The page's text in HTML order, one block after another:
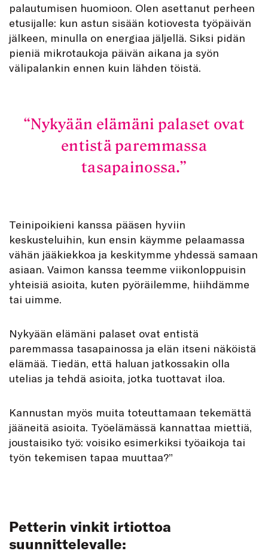
palautumisen huomioon. Olen asettanut perheen
etusijalle: kun astun sisään kotiovesta työpäivän
jälkeen, minulla on energiaa jäljellä. Siksi pidän
pieniä mikrotaukoja päivän aikana ja syön
välipalankin ennen kuin lähden töistä.
Nykyään elämäni palaset ovat
entistä paremmassa
tasapainossa.
Teinipoikieni kanssa pääsen hyviin
keskusteluihin, kun ensin käymme pelaamassa
vähän jääkiekkoa ja keskitymme yhdessä samaan
asiaan. Vaimon kanssa teemme viikonloppuisin
yhteisiä asioita, kuten pyöräilemme, hiihdämme
tai uimme.
Nykyään elämäni palaset ovat entistä
paremmassa tasapainossa ja elän itseni näköistä
elämää. Tiedän, että haluan jatkossakin olla
utelias ja tehdä asioita, jotka tuottavat iloa.
Kannustan myös muita toteuttamaan tekemättä
jääneitä asioita. Työelämässä kannattaa miettiä,
joustaisiko työ: voisiko esimerkiksi työaikoja tai
työn tekemisen tapaa muuttaa?”
Petterin vinkit irtiottoa
suunnittelevalle: